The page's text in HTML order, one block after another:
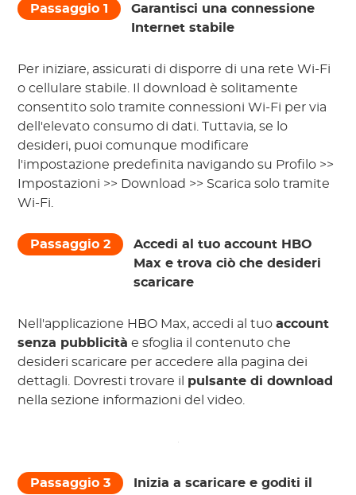
Passaggio 1
Garantisci una connessione
Internet stabile
Per iniziare, assicurati di disporre di una rete Wi-Fi
o cellulare stabile. Il download è solitamente
consentito solo tramite connessioni Wi-Fi per via
dell'elevato consumo di dati. Tuttavia, se lo
desideri, puoi comunque modificare
l'impostazione predefinita navigando su Profilo >>
Impostazioni >> Download >> Scarica solo tramite
Wi-Fi.
Passaggio 2
Accedi al tuo account HBO
Max e trova ciò che desideri
scaricare
Nell'applicazione HBO Max, accedi al tuoaccount
senza pubblicità e sfoglia il contenuto che
desideri scaricare per accedere alla pagina dei
dettagli. Dovresti trovare il pulsante di download
nella sezione informazioni del video.
Passaggio 3
Inizia a scaricare e goditi il ​​